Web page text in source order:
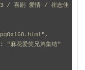
"麻花爱笑兄弟集结"